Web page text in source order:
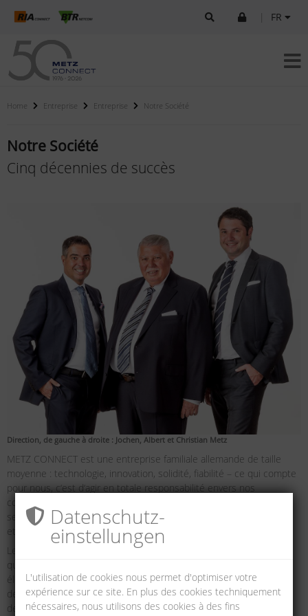
FR
Home Entreprise Entreprise Notre Société
Notre Société
Cinq décennies de succès
Direction, de gauche à droite : Jochen, Albert et Christian Metz
METZ CONNECT est une entreprise familiale allemande de taille
moyenne : technologie, innovation, solidité, fiabilité – ce qui compte
pour nous, c‘est d‘agir en totale responsabilité envers nos
collaborateurs, clients et partenaires commerciaux. Tous les
secteurs du groupe d‘entreprises sont dirigés de manière durable
et sur la base des normes de qualité certifiée.
Le groupe METZ CONNECT est aujourd‘hui synonyme de haute
qualité dans le domaine de la technique de connexion et pour les
éléments de connexion dans les secteurs de l‘électrotechnique et
de l‘électronique. Nos produits garantissent dans le monde entier
des connexions sûres et fiables et assurent ainsi un flux
Datenschutz­
einstellungen
L'utilisation de cookies nous permet d'optimiser votre
expérience sur ce site. En plus des cookies techniquement
nécessaires, nous utilisons des cookies à des fins